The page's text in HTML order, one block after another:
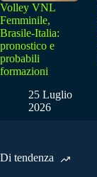
Volley VNL
Femminile,
Brasile-Italia:
pronostico e
probabili
formazioni
25 Luglio
2026
Di tendenza